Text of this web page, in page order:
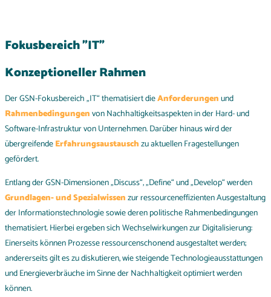
Fokusbereich "IT"
Konzeptioneller Rahmen
Der GSN-Fokusbereich „IT“ thematisiert dieAnforderungenund
Rahmenbedingungenvon Nachhaltigkeitsaspekten in der Hard- und
Software-Infrastruktur von Unternehmen. Darüber hinaus wird der
übergreifendeErfahrungsaustauschzu aktuellen Fragestellungen
gefördert.
Entlang der GSN-Dimensionen „Discuss“, „Define“ und „Develop“ werden
Grundlagen- und Spezialwissenzur ressourceneffizienten Ausgestaltung
der Informationstechnologie sowie deren politische Rahmenbedingungen
thematisiert. Hierbei ergeben sich Wechselwirkungen zur Digitalisierung:
Einerseits können Prozesse ressourcenschonend ausgestaltet werden;
andererseits gilt es zu diskutieren, wie steigende Technologieausstattungen
und Energieverbräuche im Sinne der Nachhaltigkeit optimiert werden
können.